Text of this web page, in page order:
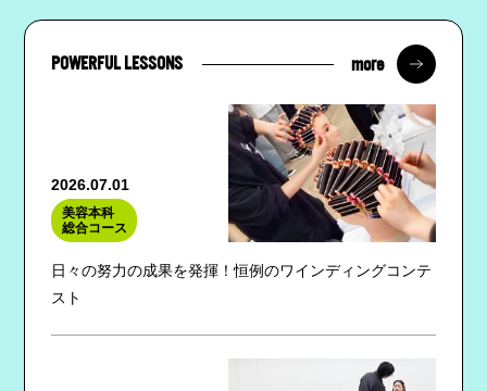
POWERFUL LESSONS more
2026.07.01
美容本科
総合コース
日々の努力の成果を発揮！恒例のワインディングコンテ
スト